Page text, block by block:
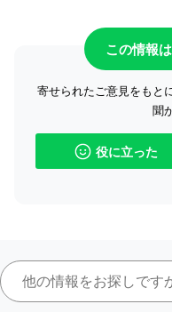
この情報
寄せられたご意見をもと
聞
役に立った